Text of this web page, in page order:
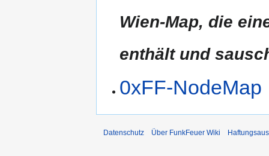
Wien-Map, die
enthält und
0xFF-NodeMap
Datenschutz Über FunkFeuer Wiki